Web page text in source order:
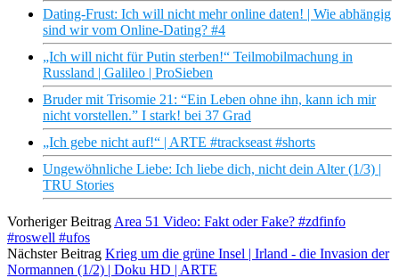
Dating-Frust: Ich will nicht mehr online daten! | Wie abhängig
sind wir vom Online-Dating? #4
„Ich will nicht für Putin sterben!“ Teilmobilmachung in
Russland | Galileo | ProSieben
Bruder mit Trisomie 21: ​​“Ein Leben ohne ihn, kann ich mir
nicht vorstellen.” I stark! bei 37 Grad
„Ich gebe nicht auf!“ | ARTE #trackseast #shorts
Ungewöhnliche Liebe: Ich liebe dich, nicht dein Alter (1/3) |
TRU Stories
Vorheriger Beitrag Area 51 Video: Fakt oder Fake? #zdfinfo
#roswell #ufos
Nächster Beitrag Krieg um die grüne Insel | Irland - die Invasion der
Normannen (1/2) | Doku HD | ARTE